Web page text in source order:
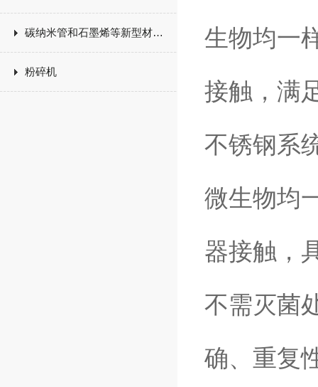
碳纳米管和石墨烯等新型材料生产设备
粉碎机
生物均一
接触，满
不锈钢系
微生物均
器接触，
不需灭菌
确、重复